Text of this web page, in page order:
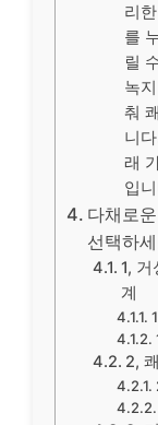
리
를
릴
녹
춰
니
래
입
다채로
선택하
1,
계
2,